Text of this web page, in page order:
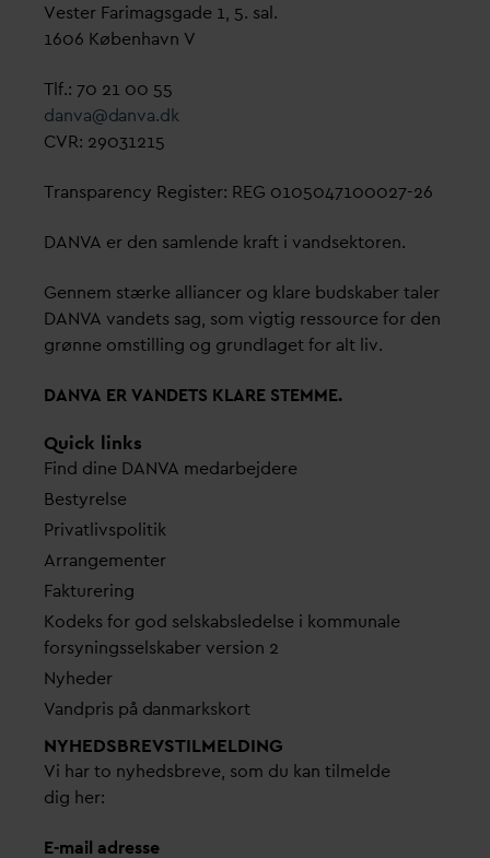
Vester Farimagsgade 1, 5. sal.
1606 København V
Tlf.: 70 21 00 55
danva@danva.dk
CVR: 29031215
Transparency Register: REG 0105047100027-26
DANVA er den samlende kraft i vandsektoren.
Gennem stærke alliancer og klare budskaber taler
DANVA vandets sag, som vigtig ressource for den
grønne omstilling og grundlaget for alt liv.
DANVA ERVANDETS KLARE STEMME.
Quick links
Find dine DANVA medarbejdere
Bestyrelse
Privatlivspolitik
Arrangementer
Fakturering
Kodeks for god selskabsledelse i kommunale
forsyningsselskaber version 2
Nyheder
Vandpris på danmarkskort
NYHEDSBREVS­TILMELDING
Vi har to nyhedsbreve, som du kan tilmelde
dig her:
E-mail adresse